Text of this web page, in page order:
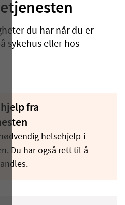
du har når du er
sykehus eller hos
fra
helsehjelp i
Du har også rett til å